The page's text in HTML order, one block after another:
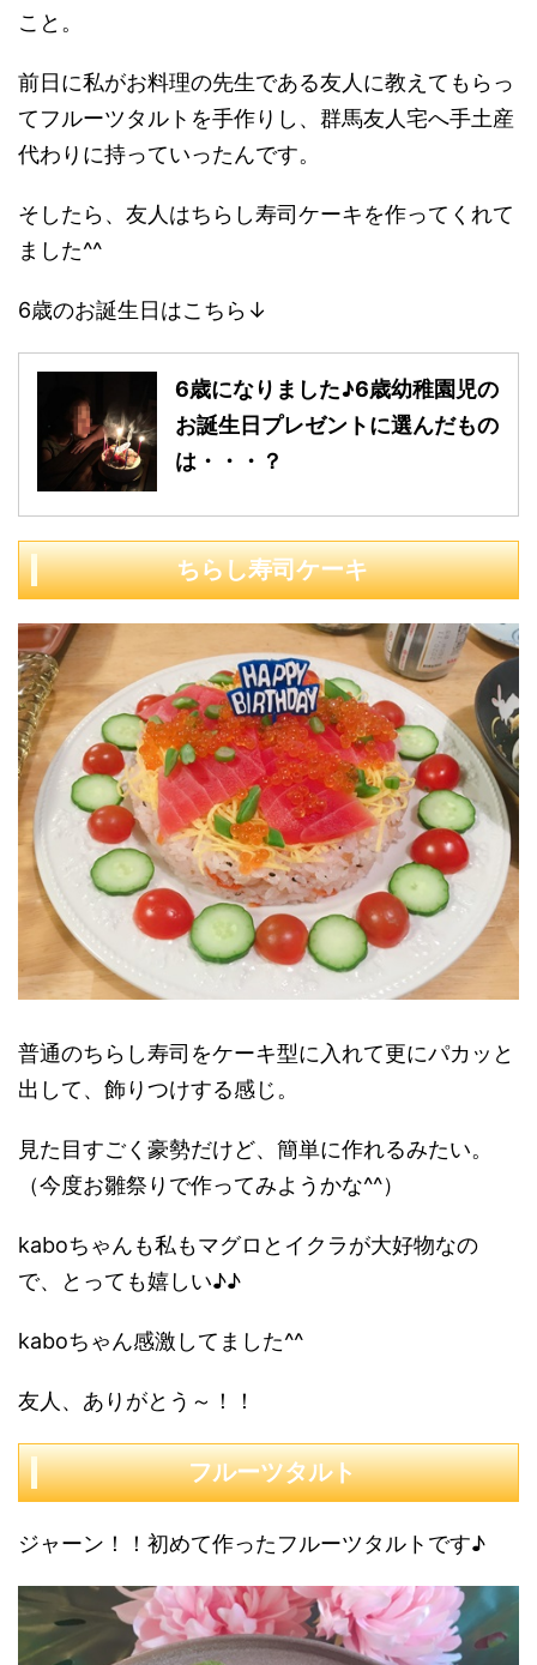
こと。
前日に私がお料理の先生である友人に教えてもらっ
てフルーツタルトを手作りし、群馬友人宅へ手土産
代わりに持っていったんです。
そしたら、友人はちらし寿司ケーキを作ってくれて
ました^^
6歳のお誕生日はこちら↓
6歳になりました♪6歳幼稚園児の
お誕生日プレゼントに選んだもの
は・・・？
ちらし寿司ケーキ
普通のちらし寿司をケーキ型に入れて更にパカッと
出して、飾りつけする感じ。
見た目すごく豪勢だけど、簡単に作れるみたい。
（今度お雛祭りで作ってみようかな^^）
kaboちゃんも私もマグロとイクラが大好物なの
で、とっても嬉しい♪♪
kaboちゃん感激してました^^
友人、ありがとう～！！
フルーツタルト
ジャーン！！初めて作ったフルーツタルトです♪